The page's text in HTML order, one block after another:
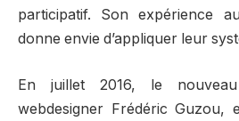
participatif. Son expérience
donne envie d’appliquer leur
En juillet 2016, le
webdesigner Frédéric Guzou,